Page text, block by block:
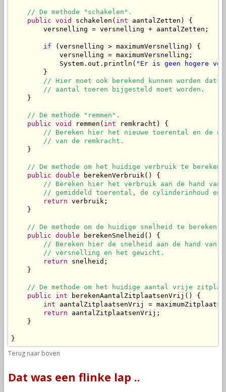
// De methode "schakelen".
public void schakelen( int aantalZetten) {
        versnelling = versnelling + aantalZetten;
if (versnelling > maximumVersnelling) {
            versnelling = maximumVersnelling;
            System.out.println(
"Er is geen hogere
        }
// Hier moet ook berekend kunnen worden dat
// aantal toeren bijgesteld moet worden.
    }
// De methode "remmen".
public void remmen( int remkracht) {
// Bereken hier het nieuwe toerental en de
// van de remkracht.
    }
// De methode om het huidige verbruik te
public double berekenVerbruik() {
// Bereken hier het verbruik aan de hand van
// gemiddeld toerental, de cylinderinhoud en
return verbruik;
    }
// De methode om de huidige snelheid te bereken
public double berekenSnelheid() {
// Bereken hier de snelheid aan de hand van
// versnelling en het gewicht.
return snelheid;
    }
// De methode om het huidige aantal vrije
public
int berekenAantalZitplaatsenVrij() {
int aantalZitplaatsenVrij =
return aantalZitplaatsenVrij;
    }
}
Terug naar boven
Dat was een flinke lap ..